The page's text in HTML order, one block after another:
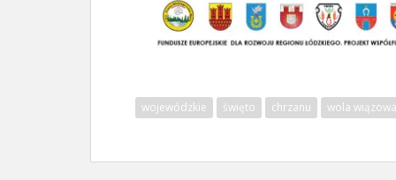
wojewódzkie święto chrzanu wola wiązowa